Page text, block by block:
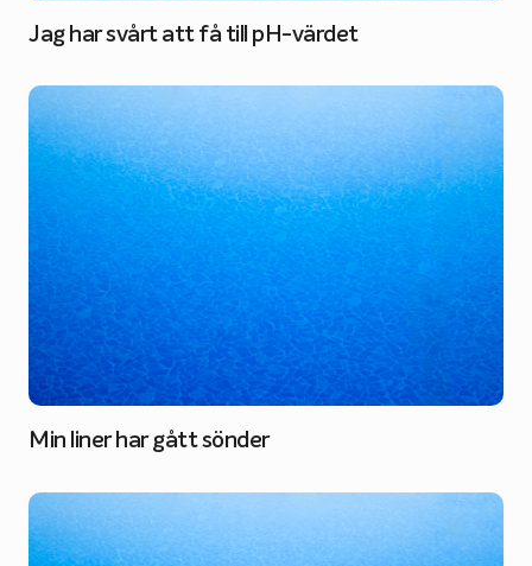
Jag har svårt att få till pH-värdet
Min liner har gått sönder